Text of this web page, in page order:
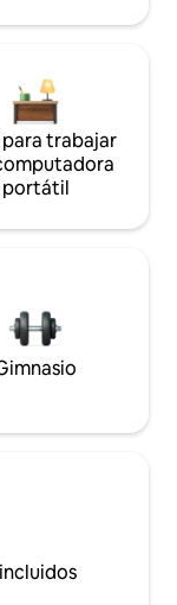
trabajar
portátil